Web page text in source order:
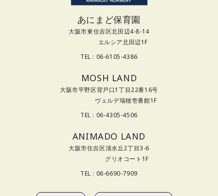
あにまど保育園
大阪市東住吉区北田辺4-8-14
エルシア北田辺1F
TEL : 06-6105-4386
MOSH LAND
大阪市平野区背戸口1丁目22番16号
ヴェルデ瑞穂壱番館1F
TEL : 06-4305-4506
ANIMADO LAND
大阪市住吉区清水丘2丁目3-6
グリオコート1F
TEL : 06-6690-7909